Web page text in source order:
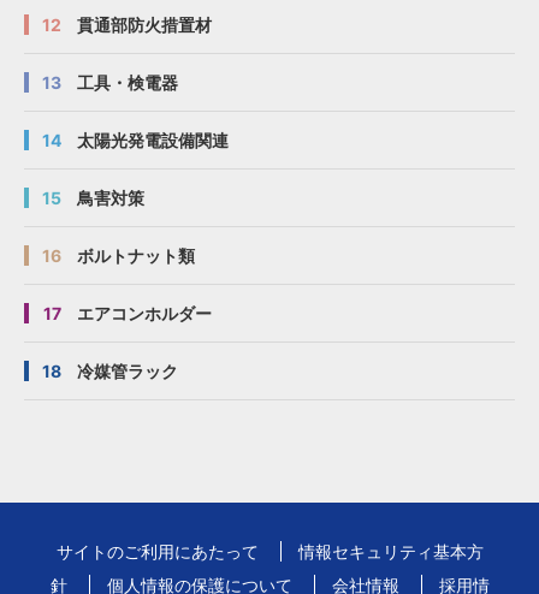
12 貫通部防火措置材
13 工具・検電器
14 太陽光発電設備関連
15 鳥害対策
16 ボルトナット類
17 エアコンホルダー
18 冷媒管ラック
サイトのご利用にあたって
情報セキュリティ基本方
針
個人情報の保護について 会社情報 採用情